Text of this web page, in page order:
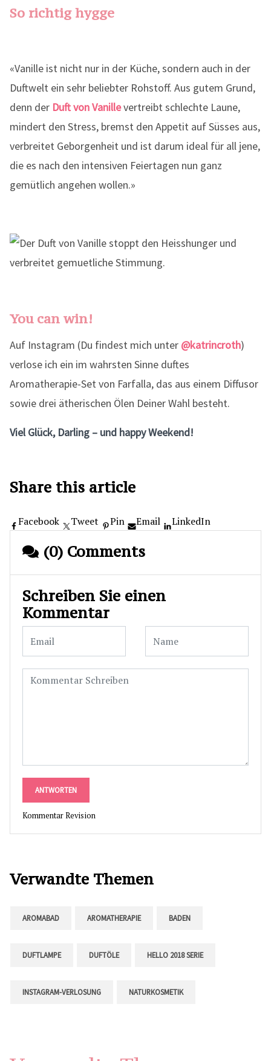
So richtig hygge
«Vanille ist nicht nur in der Küche, sondern auch in der
Duftwelt ein sehr beliebter Rohstoff. Aus gutem Grund,
denn der Duft von Vanillevertreibt schlechte Laune,
mindert den Stress, bremst den Appetit auf Süsses aus,
verbreitet Geborgenheit und ist darum ideal für all jene,
die es nach den intensiven Feiertagen nun ganz
gemütlich angehen wollen.»
You can win!
Auf Instagram (Du findest mich unter @katrincroth)
verlose ich ein im wahrsten Sinne duftes
Aromatherapie-Set von Farfalla, das aus einem Diffusor
sowie drei ätherischen Ölen Deiner Wahl besteht.
Viel Glück, Darling – und happy Weekend!
Share this article
Facebook Tweet Pin Email LinkedIn
(0) Comments
Schreiben Sie einen
Kommentar
ANTWORTEN
Kommentar Revision
Verwandte Themen
AROMABAD AROMATHERAPIE BADEN
DUFTLAMPE DUFTÖLE HELLO 2018 SERIE
INSTAGRAM-VERLOSUNG NATURKOSMETIK